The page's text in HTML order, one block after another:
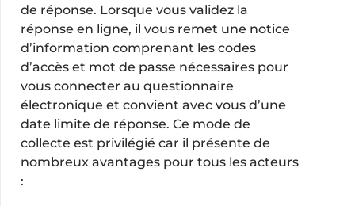
de réponse. Lorsque vous validez la
réponse en ligne, il vous remet une notice
d’information comprenant les codes
d’accès et mot de passe nécessaires pour
vous connecter au questionnaire
électronique et convient avec vous d’une
date limite de réponse. Ce mode de
collecte est privilégié car il présente de
nombreux avantages pour tous les acteurs
: